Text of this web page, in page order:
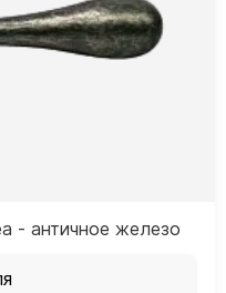
- античное железо